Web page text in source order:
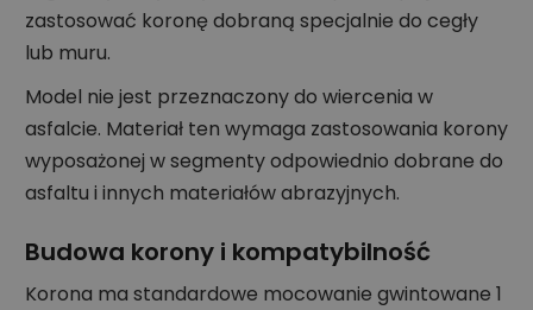
zastosować koronę dobraną specjalnie do cegły
lub muru.
Model nie jest przeznaczony do wiercenia w
asfalcie. Materiał ten wymaga zastosowania korony
wyposażonej w segmenty odpowiednio dobrane do
asfaltu i innych materiałów abrazyjnych.
Budowa korony i kompatybilność
Korona ma standardowe mocowanie gwintowane 1